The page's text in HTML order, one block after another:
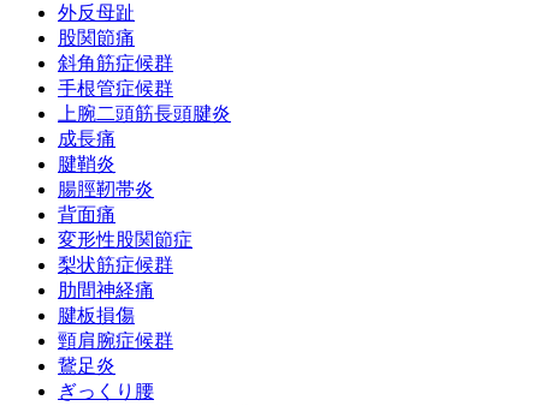
外反母趾
股関節痛
斜角筋症候群
手根管症候群
上腕二頭筋長頭腱炎
成長痛
腱鞘炎
腸脛靭帯炎
背面痛
変形性股関節症
梨状筋症候群
肋間神経痛
腱板損傷
頸肩腕症候群
鵞足炎
ぎっくり腰